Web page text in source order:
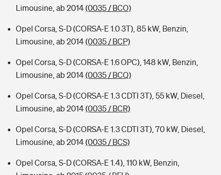
Limousine, ab 2014(0035 / BCO)
Opel Corsa, S-D (CORSA-E 1.0 3T), 85 kW, Benzin,
Limousine, ab 2014(0035 / BCP)
Opel Corsa, S-D (CORSA-E 1.6 OPC), 148 kW, Benzin,
Limousine, ab 2014(0035 / BCQ)
Opel Corsa, S-D (CORSA-E 1.3 CDTI 3T), 55 kW, Diesel,
Limousine, ab 2014(0035 / BCR)
Opel Corsa, S-D (CORSA-E 1.3 CDTI 3T), 70 kW, Diesel,
Limousine, ab 2014(0035 / BCS)
Opel Corsa, S-D (CORSA-E 1.4), 110 kW, Benzin,